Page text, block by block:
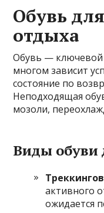
Обувь
отдыха
Обувь — ключевой
многом зависит
состояние по
Неподходящая
мозоли,
Виды обуви
активного
ожидается